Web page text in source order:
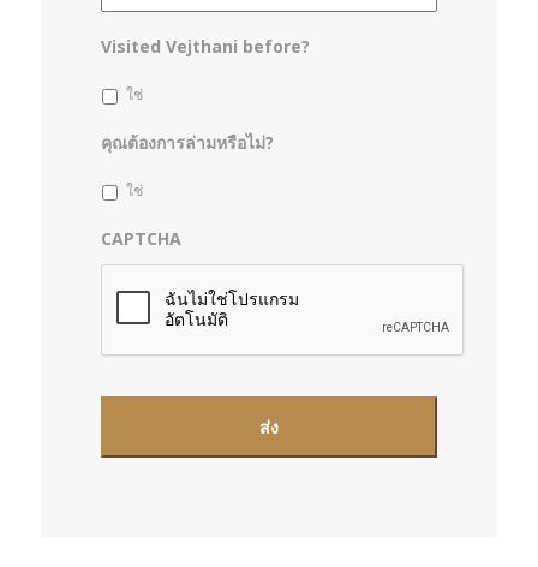
Visited Vejthani before?
ใช่
คุณต้องการล่ามหรือไม่?
ใช่
CAPTCHA